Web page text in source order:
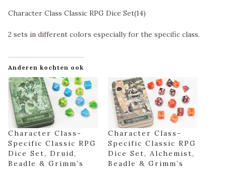
Character Class Classic RPG Dice Set(14)
2 sets in different colors especially for the specific class.
Anderen kochten ook
Character Class-
Specific Classic RPG
Dice Set, Druid,
Beadle & Grimm’s
Character Class-
Specific Classic RPG
Dice Set, Alchemist,
Beadle & Grimm’s